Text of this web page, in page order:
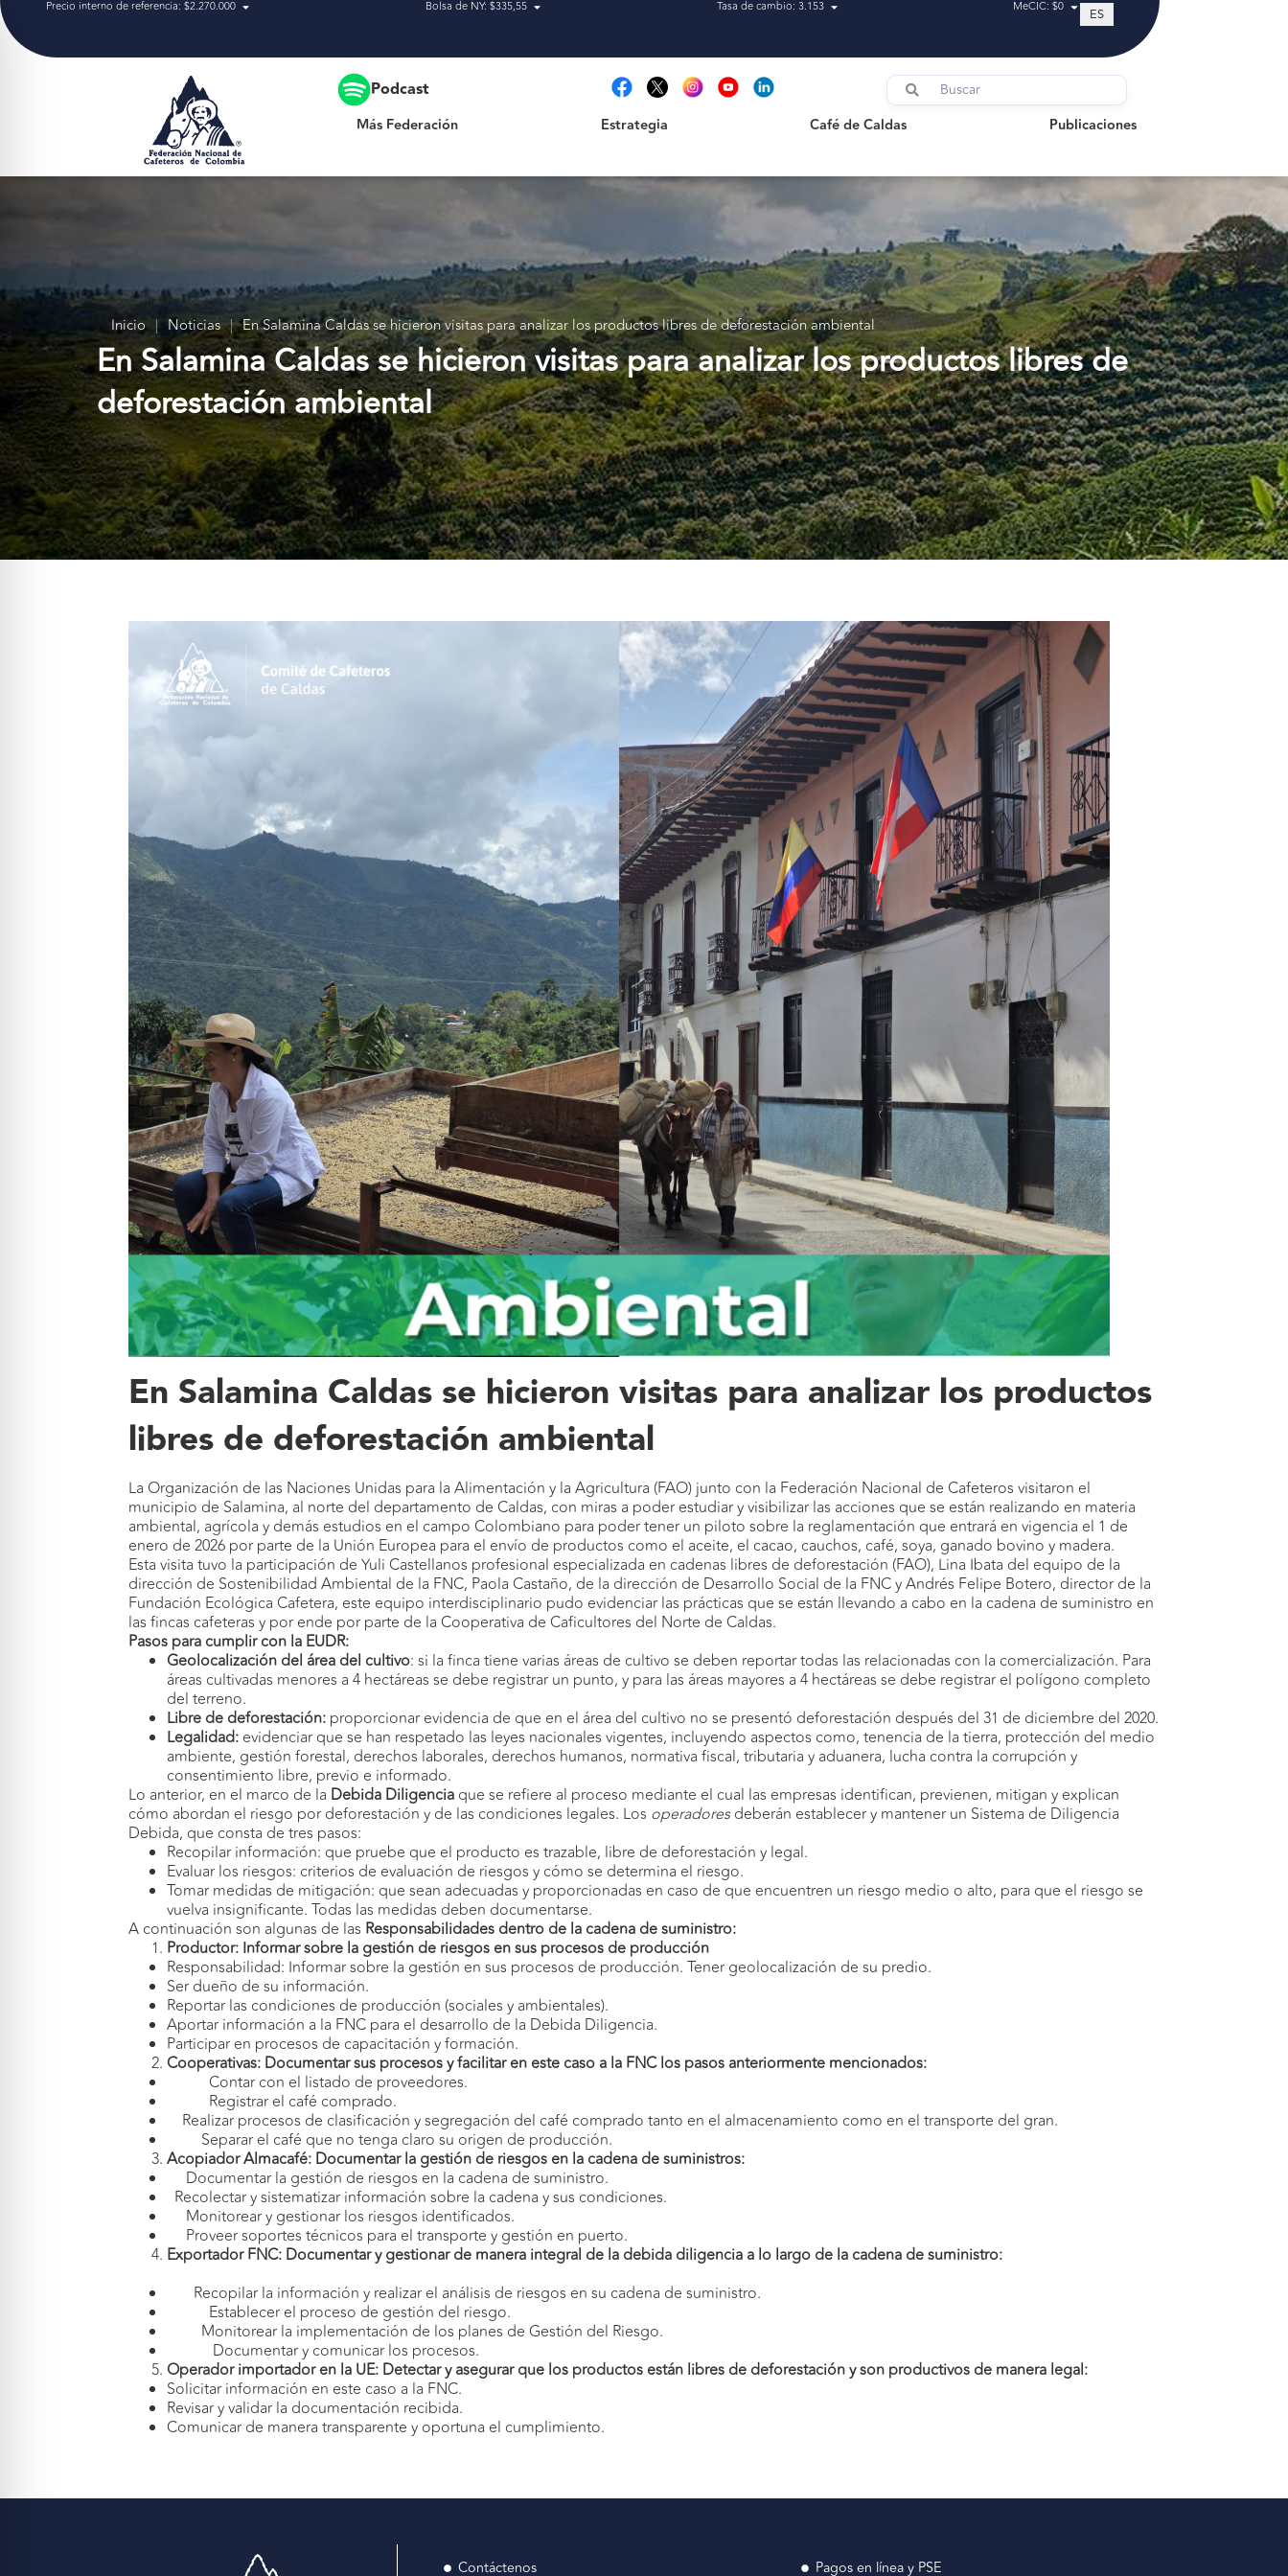
Precio interno de referencia: $2.270.000 Bolsa de NY: $335,55 Tasa de cambio: 3.153 MeCIC: $0 ES
Podcast
Más Federación Estrategia Café de Caldas Publicaciones
Publicaciones
Inicio | Noticias | En Salamina Caldas se hicieron visitas para analizar los productos libres de deforestación ambiental
En Salamina Caldas se hicieron visitas para analizar los productos libres de
deforestación ambiental
En Salamina Caldas se hicieron visitas para analizar los productos
libres de deforestación ambiental
La Organización de las Naciones Unidas para la Alimentación y la Agricultura (FAO) junto con la Federación Nacional de Cafeteros visitaron el
municipio de Salamina, al norte del departamento de Caldas, con miras a poder estudiar y visibilizar las acciones que se están realizando en materia
ambiental, agrícola y demás estudios en el campo Colombiano para poder tener un piloto sobre la reglamentación que entrará en vigencia el 1 de
enero de 2026 por parte de la Unión Europea para el envío de productos como el aceite, el cacao, cauchos, café, soya, ganado bovino y madera.
Esta visita tuvo la participación de Yuli Castellanos profesional especializada en cadenas libres de deforestación (FAO), Lina Ibata del equipo de la
dirección de Sostenibilidad Ambiental de la FNC, Paola Castaño, de la dirección de Desarrollo Social de la FNC y Andrés Felipe Botero, director de la
Fundación Ecológica Cafetera, este equipo interdisciplinario pudo evidenciar las prácticas que se están llevando a cabo en la cadena de suministro en
las fincas cafeteras y por ende por parte de la Cooperativa de Caficultores del Norte de Caldas.
Pasos para cumplir con la EUDR:
Geolocalización del área del cultivo: si la finca tiene varias áreas de cultivo se deben reportar todas las relacionadas con la comercialización. Para
áreas cultivadas menores a 4 hectáreas se debe registrar un punto, y para las áreas mayores a 4 hectáreas se debe registrar el polígono completo
del terreno.
Libre de deforestación: proporcionar evidencia de que en el área del cultivo no se presentó deforestación después del 31 de diciembre del 2020.
Legalidad: evidenciar que se han respetado las leyes nacionales vigentes, incluyendo aspectos como, tenencia de la tierra, protección del medio
ambiente, gestión forestal, derechos laborales, derechos humanos, normativa fiscal, tributaria y aduanera, lucha contra la corrupción y
consentimiento libre, previo e informado.
Lo anterior, en el marco de la Debida Diligencia que se refiere al proceso mediante el cual las empresas identifican, previenen, mitigan y explican
cómo abordan el riesgo por deforestación y de las condiciones legales. Los operadoresdeberán establecer y mantener un Sistema de Diligencia
Debida, que consta de tres pasos:
Recopilar información: que pruebe que el producto es trazable, libre de deforestación y legal.
Evaluar los riesgos: criterios de evaluación de riesgos y cómo se determina el riesgo.
Tomar medidas de mitigación: que sean adecuadas y proporcionadas en caso de que encuentren un riesgo medio o alto, para que el riesgo se
vuelva insignificante. Todas las medidas deben documentarse.
A continuación son algunas de las Responsabilidades dentro de la cadena de suministro:
Productor: Informar sobre la gestión de riesgos en sus procesos de producción
Responsabilidad: Informar sobre la gestión en sus procesos de producción. Tener geolocalización de su predio.
Ser dueño de su información.
Reportar las condiciones de producción (sociales y ambientales).
Aportar información a la FNC para el desarrollo de la Debida Diligencia.
Participar en procesos de capacitación y formación.
Cooperativas: Documentar sus procesos y facilitar en este caso a la FNC los pasos anteriormente mencionados:
Contar con el listado de proveedores.
Registrar el café comprado.
Realizar procesos de clasificación y segregación del café comprado tanto en el almacenamiento como en el transporte del gran.
Separar el café que no tenga claro su origen de producción.
Acopiador Almacafé: Documentar la gestión de riesgos en la cadena de suministros:
Documentar la gestión de riesgos en la cadena de suministro.
Recolectar y sistematizar información sobre la cadena y sus condiciones.
Monitorear y gestionar los riesgos identificados.
Proveer soportes técnicos para el transporte y gestión en puerto.
Exportador FNC: Documentar y gestionar de manera integral de la debida diligencia a lo largo de la cadena de suministro:
Recopilar la información y realizar el análisis de riesgos en su cadena de suministro.
Establecer el proceso de gestión del riesgo.
Monitorear la implementación de los planes de Gestión del Riesgo.
Documentar y comunicar los procesos.
Operador importador en la UE: Detectar y asegurar que los productos están libres de deforestación y son productivos de manera legal:
Solicitar información en este caso a la FNC.
Revisar y validar la documentación recibida.
Comunicar de manera transparente y oportuna el cumplimiento.
Contáctenos Pagos en línea y PSE